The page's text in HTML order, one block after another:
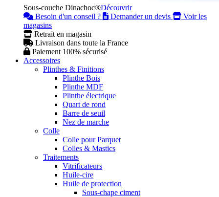
Sous-couche Dinachoc®Découvrir
Besoin d'un conseil ?
Demander un devis
Voir les
magasins
Retrait en magasin
Livraison dans toute la France
Paiement 100% sécurisé
Accessoires
Plinthes & Finitions
Plinthe Bois
Plinthe MDF
Plinthe électrique
Quart de rond
Barre de seuil
Nez de marche
Colle
Colle pour Parquet
Colles & Mastics
Traitements
Vitrificateurs
Huile-cire
Huile de protection
Sous-chape ciment